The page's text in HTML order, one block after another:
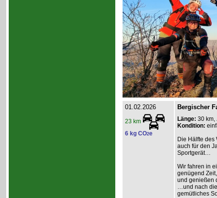
01.02.2026
23 km
6 kg CO2e
Bergischer
Länge: 30 km,
Kondition:
Die Hälfte des
auch für den
Sportgerät…
Wir fahren in
genügend
und genießen
…und nach
gemütliches